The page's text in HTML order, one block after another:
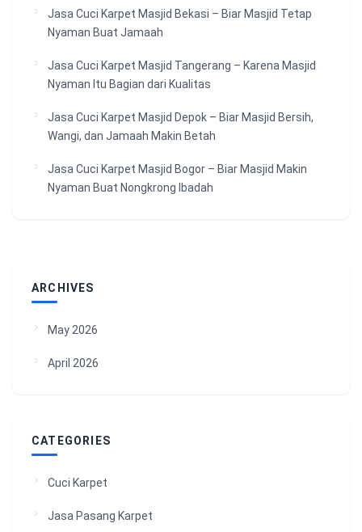
Jasa Cuci Karpet Masjid Bekasi – Biar Masjid Tetap
Nyaman Buat Jamaah
Jasa Cuci Karpet Masjid Tangerang – Karena Masjid
Nyaman Itu Bagian dari Kualitas
Jasa Cuci Karpet Masjid Depok – Biar Masjid Bersih,
Wangi, dan Jamaah Makin Betah
Jasa Cuci Karpet Masjid Bogor – Biar Masjid Makin
Nyaman Buat Nongkrong Ibadah
ARCHIVES
May 2026
April 2026
CATEGORIES
Cuci Karpet
Jasa Pasang Karpet